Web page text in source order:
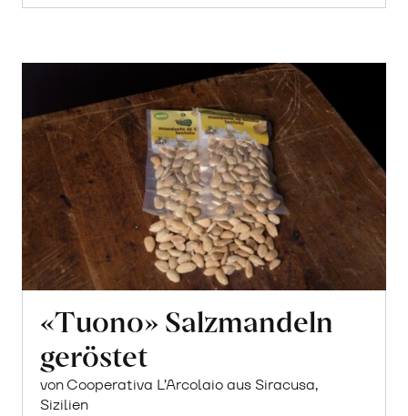
«Tuono» Salzmandeln
geröstet
von Cooperativa L’Arcolaio aus Siracusa,
Sizilien